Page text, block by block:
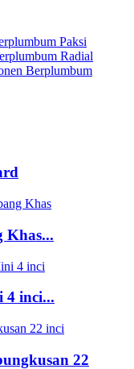
Paksi
Radial
Berplumbum
Khas...
4 inci...
22